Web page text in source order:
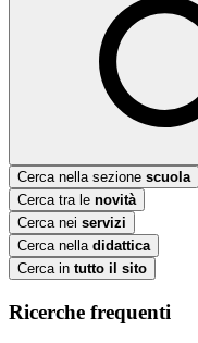
Cerca nella sezione scuola
Cerca tra le novità
Cerca nei servizi
Cerca nella didattica
Cerca in tutto il sito
Ricerche frequenti